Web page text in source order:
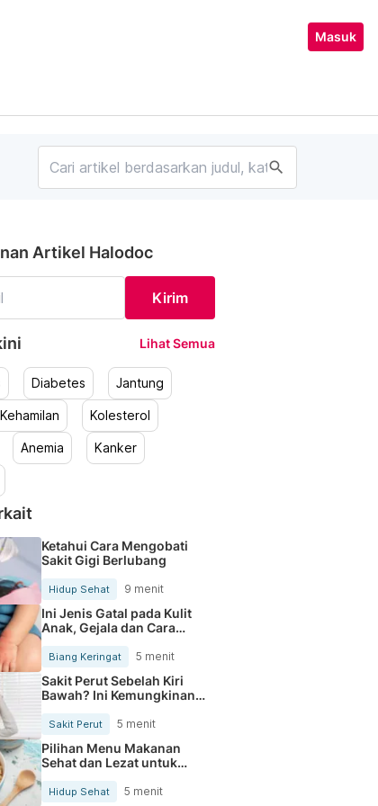
Masuk
search
Artikel Halodoc
Kirim
Lihat Semua
Diabetes Jantung
Kehamilan Kolesterol
Anemia Kanker
Ketahui Cara Mengobati
Sakit Gigi Berlubang
Hidup Sehat 9 menit
Ini Jenis Gatal pada Kulit
Anak, Gejala dan Cara
Mengobatinya
Biang Keringat 5 menit
Sakit Perut Sebelah Kiri
Bawah? Ini Kemungkinan
Sakit Perut 5 menit
Pilihan Menu Makanan
Sehat dan Lezat untuk
Mengurangi Kolesterol
Hidup Sehat 5 menit